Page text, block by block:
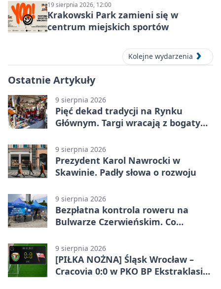
19 sierpnia 2026, 12:00
Krakowski Park zamieni się w
centrum miejskich sportów
Kolejne wydarzenia
Ostatnie Artykuły
9 sierpnia 2026
Pięć dekad tradycji na Rynku
Głównym. Targi wracają z bogatym
9 sierpnia 2026
Prezydent Karol Nawrocki w
Skawinie. Padły słowa o rozwoju
9 sierpnia 2026
Bezpłatna kontrola roweru na
Bulwarze Czerwieńskim. Co
9 sierpnia 2026
[PIŁKA NOŻNA] Śląsk Wrocław –
Cracovia 0:0 w PKO BP Ekstraklasie.